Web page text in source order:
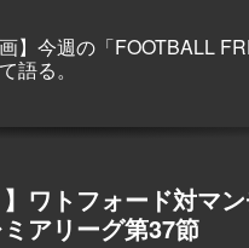
】今週の「FOOTBALL
語る。
ワトフォード対マ
アリーグ第37節